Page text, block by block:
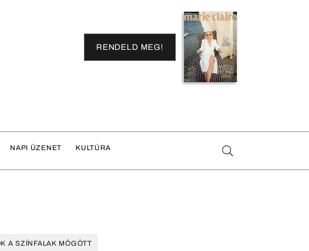
RENDELD MEG!
NAPI ÜZENET KULTÚRA
A SZÍNFALAK MÖGÖTT